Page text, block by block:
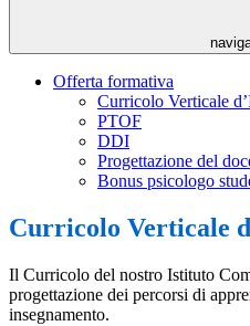
Offerta formativa
Curricolo Verticale
PTOF
DDI
Progettazione del
Bonus psicologo
Curricolo Verticale
Il Curricolo del nostro Istituto
progettazione dei percorsi di
insegnamento.